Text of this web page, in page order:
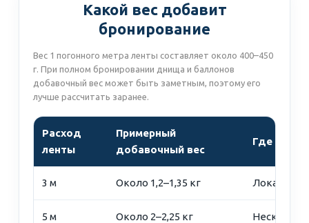
Какой вес добавит
бронирование
Вес 1 погонного метра ленты составляет около 400–450
г. При полном бронировании днища и баллонов
добавочный вес может быть заметным, поэтому его
лучше рассчитать заранее.
Расход
ленты
Примерный
добавочный вес
Где
3 м Около 1,2–1,35 кг
5 м Около 2–2,25 кг